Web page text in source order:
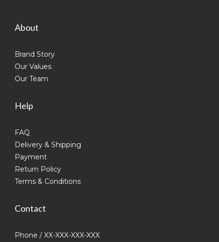
About
Brand Story
Our Values
Our Team
Help
FAQ
Delivery & Shipping
Payment
Return Policy
Terms & Conditions
Contact
Phone / XX-XXX-XXX-XXX